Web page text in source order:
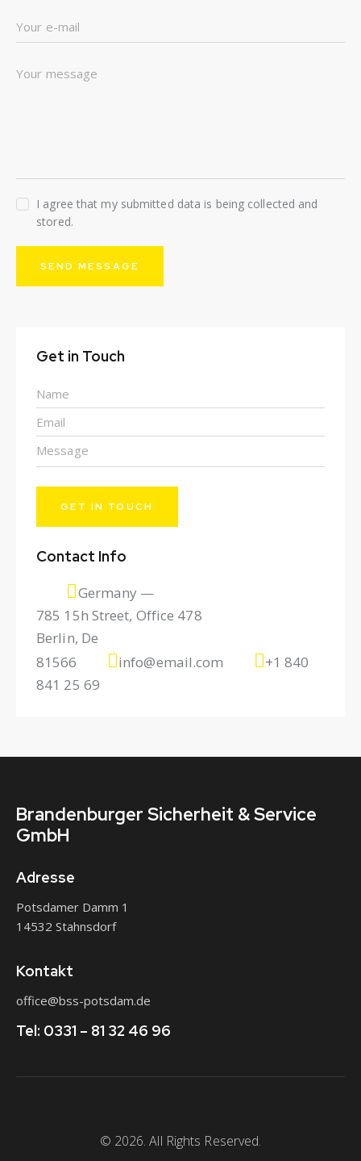
I agree that my submitted data is being collected and
stored.
SEND MESSAGE
Get in Touch
Contact Info
Germany —
785 15h Street, Office 478
Berlin, De
81566
info@email.com
+1 840
841 25 69
Brandenburger Sicherheit & Service
GmbH
Adresse
Potsdamer Damm 1
14532 Stahnsdorf
Kontakt
office@bss-potsdam.de
Tel: 0331 – 81 32 46 96
© 2026. All Rights Reserved.